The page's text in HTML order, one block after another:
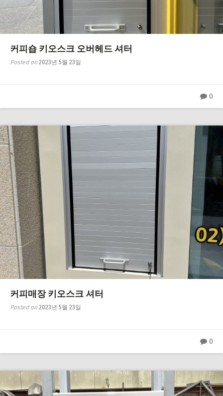
커피숍 키오스크 오버헤드 셔터
Posted on 2023년 5월 23일
0
커피매장 키오스크 셔터
Posted on 2023년 5월 23일
0